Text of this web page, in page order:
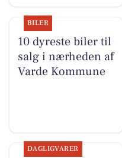
BILER
10 dyreste biler til
salg i nærheden af
Varde Kommune
DAGLIGVARER